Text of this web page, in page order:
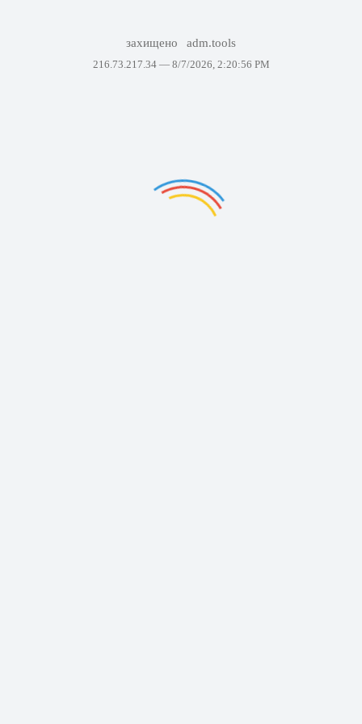
захищено adm.tools
216.73.217.34 — 8/7/2026, 2:20:56 PM